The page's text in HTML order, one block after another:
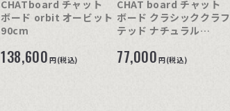
CHATboard チャット
ボード orbit オービット
90cm
138,600 円(税込)
CHAT board チャット
ボード クラシッククラフ
テッド ナチュラル
77,000 円(税込)